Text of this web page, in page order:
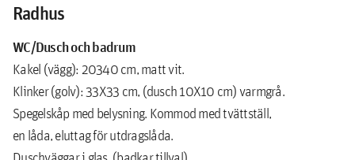
Radhus
WC/Dusch och badrum
Kakel (vägg): 20340 cm, matt vit.
Klinker (golv): 33X33 cm, (dusch 10X10 cm) varmgrå.
Spegelskåp med belysning. Kommod med tvättställ,
en låda, eluttag för utdragslåda.